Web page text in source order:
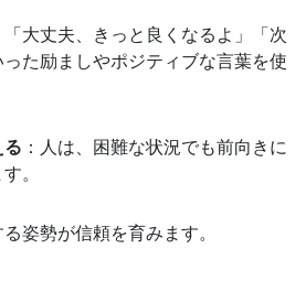
「大丈夫、きっと良くなるよ」「次
た励ましやポジティブな言葉を使
る ：人は、困難な状況でも前向きに
。
姿勢が信頼を育みます。